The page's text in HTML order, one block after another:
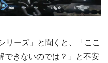
ーズ」と聞くと、「ここ
できないのでは？」と不安